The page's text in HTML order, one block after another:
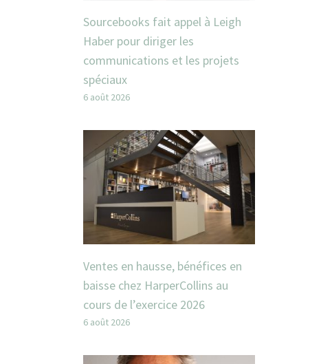
Sourcebooks fait appel à Leigh
Haber pour diriger les
communications et les projets
spéciaux
6 août 2026
Ventes en hausse, bénéfices en
baisse chez HarperCollins au
cours de l’exercice 2026
6 août 2026